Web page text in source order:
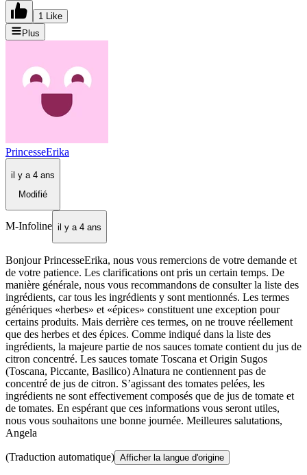
1 Like
Plus
PrincesseErika
il y a 4 ans
Modifié
M-Infoline il y a 4 ans
Bonjour PrincesseErika, nous vous remercions de votre demande et
de votre patience. Les clarifications ont pris un certain temps. De
manière générale, nous vous recommandons de consulter la liste des
ingrédients, car tous les ingrédients y sont mentionnés. Les termes
génériques «herbes» et «épices» constituent une exception pour
certains produits. Mais derrière ces termes, on ne trouve réellement
que des herbes et des épices. Comme indiqué dans la liste des
ingrédients, la majeure partie de nos sauces tomate contient du jus de
citron concentré. Les sauces tomate Toscana et Origin Sugos
(Toscana, Piccante, Basilico) Alnatura ne contiennent pas de
concentré de jus de citron. S’agissant des tomates pelées, les
ingrédients ne sont effectivement composés que de jus de tomate et
de tomates. En espérant que ces informations vous seront utiles,
nous vous souhaitons une bonne journée. Meilleures salutations,
Angela
(Traduction automatique) Afficher la langue d'origine